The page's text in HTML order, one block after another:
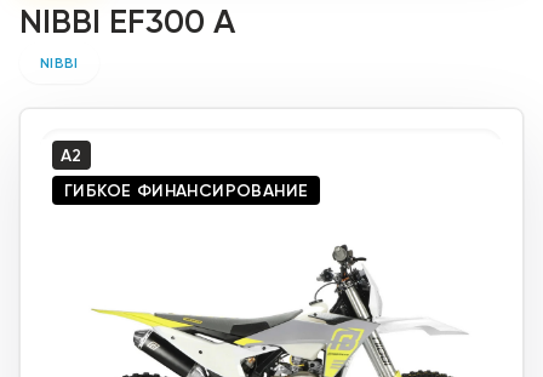
NIBBI EF300 A
NIBBI
A2
ГИБКОЕ ФИНАНСИРОВАНИЕ